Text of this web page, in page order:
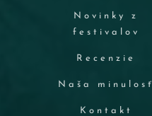
Novinky z
festivalov
Recenzie
Naša minulosť
Kontakt